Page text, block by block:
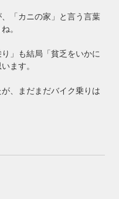
「カニの家」と言う言葉
。
」も結局「貧乏をいかに
ます。
、まだまだバイク乗りは